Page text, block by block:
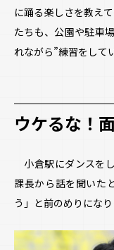
に踊る楽しさを教え
たちも、公園や駐車
れながら”練習をして
ウケるな！
小倉駅にダンスを
課長から話を聞いた
う」と前のめりになり